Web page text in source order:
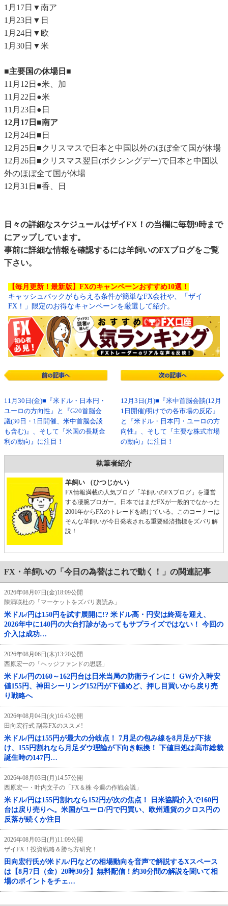
1月17日▼南ア
1月23日▼日
1月24日▼欧
1月30日▼米
■主要国の休場日■
11月12日●米、加
11月22日●米
11月23日●日
12月17日■南ア
12月24日■日
12月25日■クリスマスで日本と中国以外のほぼ全て国が休場
12月26日■クリスマス翌日(ボクシングデー)で日本と中国以
外のほぼ全て国が休場
12月31日■香、日
日々の詳細なスケジュールはザイFX！の当欄に毎朝9時まで
にアップしています。
事前に詳細な情報を確認するには羊飼いのFXブログをご覧
下さい。
【毎月更新！最新版】FXのキャンペーンおすすめ10選！
キャッシュバックがもらえる条件が簡単なFX会社や、「ザイ
FX！」限定のお得なキャンペーンを厳選して紹介。
11月30日(金)■『米ドル・日本円・
ユーロの方向性』と『G20首脳会
議(30日・1日開催、米中首脳会談
も含む)』、そして『米国の長期金
利の動向』に注目！
12月3日(月)■『米中首脳会談(12月
1日開催)明けでの各市場の反応』
と『米ドル・日本円・ユーロの方
向性』、そして『主要な株式市場
の動向』に注目！
執筆者紹介
羊飼い （ひつじかい）
FX情報満載の人気ブログ「羊飼いのFXブログ」を運営
する凄腕ブロガー。日本ではまだFXが一般的でなかった
2001年からFXのトレードを続けている。このコーナーは
そんな羊飼いが今日発表される重要経済指標をズバリ解
説！
FX・羊飼いの「今日の為替はこれで動く！」の関連記事
2026年08月07日(金)18:09公開
陳満咲杜の「マーケットをズバリ裏読み」
米ドル/円は150円を試す展開に!? 米ドル高・円安は終焉を迎え、
2026年中に140円の大台打診があってもサプライズではない！ 今回の
介入は成功…
2026年08月06日(木)13:20公開
西原宏一の「ヘッジファンドの思惑」
米ドル/円の160～162円台は日米当局の防衛ラインに！ GW介入時安
値155円、神田シーリング152円が下値めど、押し目買いから戻り売
り戦略へ
2026年08月04日(火)16:43公開
田向宏行式 副業FXのススメ!
米ドル/円は155円が最大の分岐点！ 7月足の包み線を8月足が下抜
け、155円割れなら月足ダウ理論が下向き転換！ 下値目処は高市総裁
誕生時の147円…
2026年08月03日(月)14:57公開
西原宏一・叶内文子の「FX＆株 今週の作戦会議」
米ドル/円は155円割れなら152円が次の焦点！ 日米協調介入で160円
台は戻り売りへ。米国がユーロ/円で円買い、欧州通貨のクロス円の
反落が続くか注目
2026年08月03日(月)11:09公開
ザイFX！投資戦略＆勝ち方研究！
田向宏行氏が米ドル/円などの相場動向を音声で解説するXスペース
は【8月7日（金）20時30分】無料配信！約30分間の解説を聞いて相
場のポイントをチェ…